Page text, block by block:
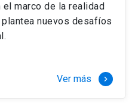
marco de la realidad
nuevos desafíos
Ver más keyboard_arrow_right